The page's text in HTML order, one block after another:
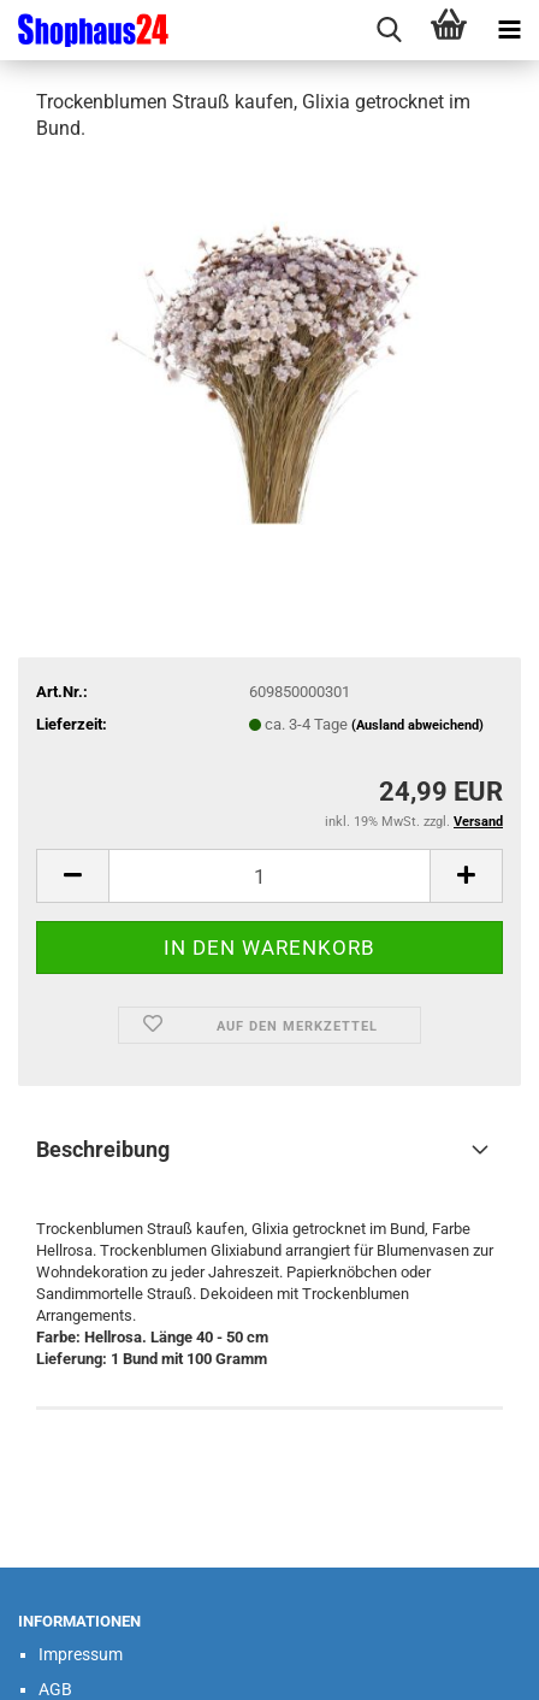
Trockenblumen Strauß kaufen, Glixia getrocknet im
Bund.
Art.Nr.:
609850000301
Lieferzeit:
ca. 3-4 Tage (Ausland abweichend)
24,99 EUR
inkl. 19% MwSt. zzgl. Versand
AUF DEN MERKZETTEL
Beschreibung
Trockenblumen Strauß kaufen, Glixia getrocknet im Bund, Farbe
Hellrosa. Trockenblumen Glixiabund arrangiert für Blumenvasen zur
Wohndekoration zu jeder Jahreszeit. Papierknöbchen oder
Sandimmortelle Strauß. Dekoideen mit Trockenblumen
Arrangements.
Farbe: Hellrosa. Länge 40 - 50 cm
Lieferung: 1 Bund mit 100 Gramm
INFORMATIONEN
Impressum
AGB